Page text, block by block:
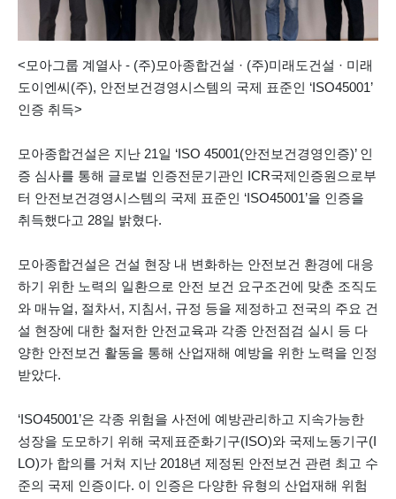
<모아그룹 계열사 - (주)모아종합건설 · (주)미래도건설 · 미래
도이엔씨(주), 안전보건경영시스템의 국제 표준인 ‘ISO45001’
인증 취득>
모아종합건설은 지난 21일 ‘ISO 45001(안전보건경영인증)’ 인
증 심사를 통해 글로벌 인증전문기관인 ICR국제인증원으로부
터 안전보건경영시스템의 국제 표준인 ‘ISO45001’을 인증을
취득했다고 28일 밝혔다.
모아종합건설은 건설 현장 내 변화하는 안전보건 환경에 대응
하기 위한 노력의 일환으로 안전 보건 요구조건에 맞춘 조직도
와 매뉴얼, 절차서, 지침서, 규정 등을 제정하고 전국의 주요 건
설 현장에 대한 철저한 안전교육과 각종 안전점검 실시 등 다
양한 안전보건 활동을 통해 산업재해 예방을 위한 노력을 인정
받았다.
‘ISO45001’은 각종 위험을 사전에 예방관리하고 지속가능한
성장을 도모하기 위해 국제표준화기구(ISO)와 국제노동기구(I
LO)가 합의를 거쳐 지난 2018년 제정된 안전보건 관련 최고 수
준의 국제 인증이다. 이 인증은 다양한 유형의 산업재해 위험